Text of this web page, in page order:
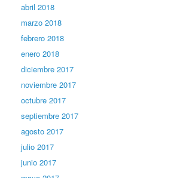
abril 2018
marzo 2018
febrero 2018
enero 2018
diciembre 2017
noviembre 2017
octubre 2017
septiembre 2017
agosto 2017
julio 2017
junio 2017